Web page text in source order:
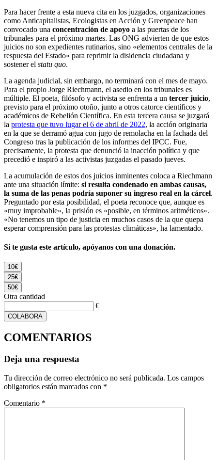
Para hacer frente a esta nueva cita en los juzgados, organizaciones
como Anticapitalistas, Ecologistas en Acción y Greenpeace han
convocado una concentración de apoyo a las puertas de los
tribunales para el próximo martes. Las ONG advierten de que estos
juicios no son expedientes rutinarios, sino «elementos centrales de la
respuesta del Estado» para reprimir la disidencia ciudadana y
sostener el statu quo.
La agenda judicial, sin embargo, no terminará con el mes de mayo.
Para el propio Jorge Riechmann, el asedio en los tribunales es
múltiple. El poeta, filósofo y activista se enfrenta a un tercer juicio,
previsto para el próximo otoño, junto a otros catorce científicos y
académicos de Rebelión Científica. En esta tercera causa se juzgará
la protesta que tuvo lugar el 6 de abril de 2022, la acción originaria
en la que se derramó agua con jugo de remolacha en la fachada del
Congreso tras la publicación de los informes del IPCC. Fue,
precisamente, la protesta que denunció la inacción política y que
precedió e inspiró a las activistas juzgadas el pasado jueves.
La acumulación de estos dos juicios inminentes coloca a Riechmann
ante una situación límite: si resulta condenado en ambas causas,
la suma de las penas podría suponer su ingreso real en la cárcel.
Preguntado por esta posibilidad, el poeta reconoce que, aunque es
«muy improbable», la prisión es «posible, en términos aritméticos».
«No tenemos un tipo de justicia en muchos casos de la que quepa
esperar comprensión para las protestas climáticas», ha lamentado.
Si te gusta este artículo, apóyanos con una donación.
10€
25€
50€
Otra cantidad
€
COLABORA
COMENTARIOS
Deja una respuesta
Tu dirección de correo electrónico no será publicada. Los campos
obligatorios están marcados con *
Comentario *